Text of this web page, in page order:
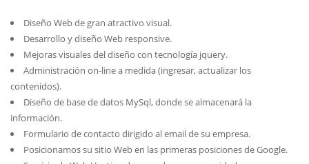
Diseño Web de gran atractivo visual.
Desarrollo y diseño Web responsive.
Mejoras visuales del diseño con tecnología jquery.
Administración on-line a medida (ingresar, actualizar los
contenidos).
Diseño de base de datos MySql, donde se almacenará la
información.
Formulario de contacto dirigido al email de su empresa.
Posicionamos su sitio Web en las primeras posiciones de Google.